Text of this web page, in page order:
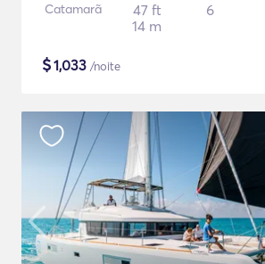
Catamarã
47 ft
14 m
6
$1,033 /noite